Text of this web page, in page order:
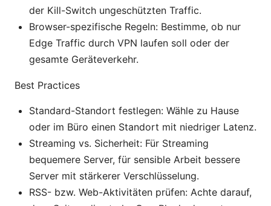
der Kill-Switch ungeschützten Traffic.
Browser-spezifische Regeln: Bestimme, ob nur
Edge Traffic durch VPN laufen soll oder der
gesamte Geräteverkehr.
Best Practices
Standard-Standort festlegen: Wähle zu Hause
oder im Büro einen Standort mit niedriger Latenz.
Streaming vs. Sicherheit: Für Streaming
bequemere Server, für sensible Arbeit bessere
Server mit stärkerer Verschlüsselung.
RSS- bzw. Web-Aktivitäten prüfen: Achte darauf,